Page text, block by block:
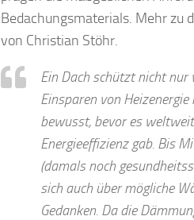
Bedachungsmaterials. Mehr zu
von Christian Stöhr.
Ein Dach schützt nicht
Einsparen von
bewusst, bevor es
Energieeffizienz gab. Bis
(damals noch
sich auch über mögliche
Gedanken. Da die